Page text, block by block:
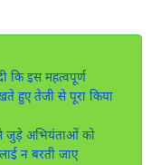
कि इस महत्वपूर्ण
हुए तेजी से पूरा किया
से जुड़े अभियंताओं को
न बरती जाए